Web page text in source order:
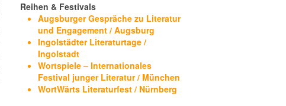
Reihen & Festivals
Augsburger Gespräche zu Literatur
und Engagement / Augsburg
Ingolstädter Literaturtage /
Ingolstadt
Wortspiele – Internationales
Festival junger Literatur / München
WortWärts Literaturfest / Nürnberg